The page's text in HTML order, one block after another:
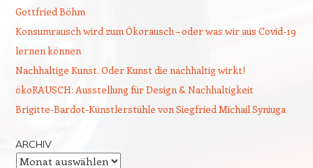
Gottfried Böhm
Konsumrausch wird zum Ökorausch – oder was wir aus Covid-19
lernen können
Nachhaltige Kunst. Oder Kunst die nachhaltig wirkt!
ökoRAUSCH: Ausstellung für Design & Nachhaltigkeit
Brigitte-Bardot-Künstlerstühle von Siegfried Michail Syniuga
ARCHIV
Archiv